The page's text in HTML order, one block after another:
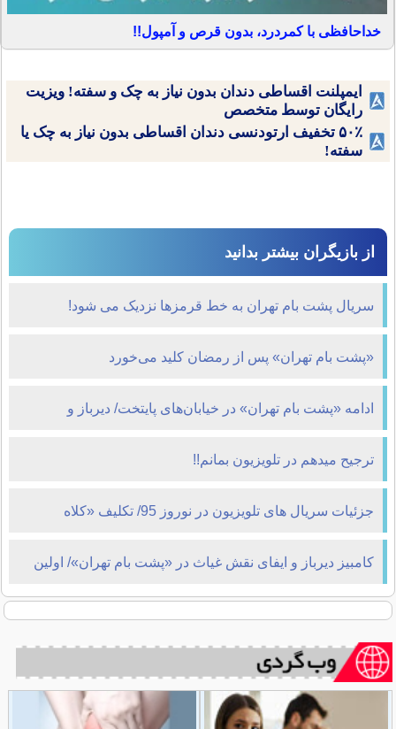
خداحافظی با کمردرد، بدون قرص و آمپول!!
ایمپلنت اقساطی دندان بدون نیاز به چک و سفته! ویزیت
رایگان توسط متخصص
۵۰٪ تخفیف ارتودنسی دندان اقساطی بدون نیاز به چک یا
سفته!
از بازیگران بیشتر بدانید
سریال پشت بام تهران به خط قرمزها نزدیک می‌ شود!
«پشت بام تهران» پس از رمضان کلید می‌خورد
ادامه «پشت بام تهران»‌ در خیابان‌های پایتخت/ دیرباز و
ترجیح میدهم در تلویزیون بمانم!!
جزئیات سریال های تلویزیون در نوروز 95/ تکلیف «کلاه
کامبیز دیرباز و ایفای نقش غیاث در «پشت بام تهران»/ اولین
تصاویر از سریال جدید توفیقی